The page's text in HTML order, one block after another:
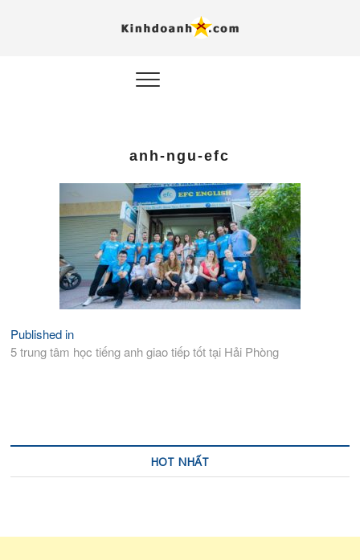
anh-ngu-efc
Điều
hướng
Published in
5 trung tâm học tiếng anh giao tiếp tốt tại Hải Phòng
HOT NHẤT